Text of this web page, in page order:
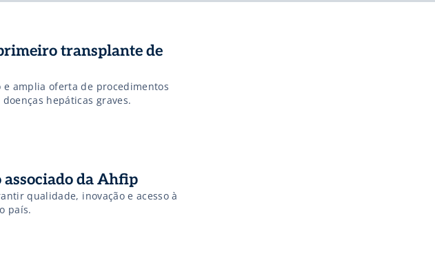
transplante de
amplia oferta de procedimentos
hepáticas graves.
associado da Ahfip
qualidade, inovação e acesso à
país.